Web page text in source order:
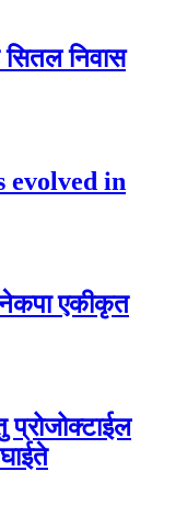
सितल निवास
evolved in
नेकपा एकीकृत
प्रोजोक्टाईल